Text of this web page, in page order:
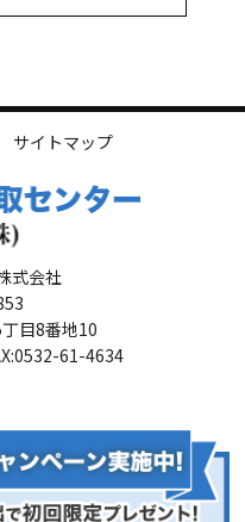
サイトマップ
式会社
目8番地10
61-4634